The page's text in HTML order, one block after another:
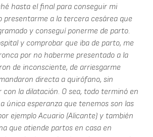
hasta el final para conseguir mi
presentarme a la tercera cesárea que
y conseguí ponerme de parto.
y comprobar que iba de parto, me
por no haberme presentado a la
de inconsciente, de arriesgarme
directa a quirófano, sin
la dilatación. O sea, todo terminó en
única esperanza que tenemos son las
ejemplo Acuario (Alicante) y también
que atiende partos en casa en